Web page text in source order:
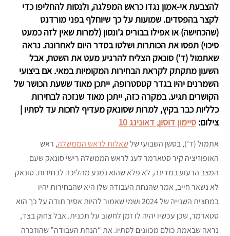
להצבעת אי-אמון נגדו כראש המפלגה, ולנסות להחליפו כדי
לקצר בהפסדים. שמועות על כך שיוחלף בפני מורדנט
(שהכחישה) או אפילו בבוריס ג’ונסון (למרות שאין לזה כמעט
סיכוי) תפסו את הכותרות ושלטו בסדר היום לאחרונה. נראה
שאתמול (ד’) סונאק הצליח להרגיע מעט את השטח, אבל
השעון מתקתק לקראת הבחירות המקומיות במאי. אם ביצועי
השמרנים יהיו בגדר קטסטרופה, ייתכן מאוד ששעת הכושר של
הקושרים תגיע. במקרה כזה, ייתכן מאוד שנזכה לבחירות
כלליות כבר בקיץ, למרות שסונאק מעדיף לחכות עד לסתיו |
צילום:סיימון דוסון, דאונינג 10
אתמול (ד’), בסשן השבועי שלשאלות לראש הממשלה, ראש
האופוזיציה קיר סטארמר לעג לראש הממשלה רישי סונאק שעם
המצב הרעוע במדינה, לא פלא שהוא נמנע מהליכה לבחירות. סונאק
לא נשאר חייב, אמר שהנחת העבודה שלו היא שהבחירות יהיו
במחצית השנייה של 2024 ושמי שאמור להיות אסיר תודה על כך הוא
סטארמר, שכן עכשיו יהיה לו זמן לחשוב על תכנית. אבל צחוק בצד,
נראה שבאמת כולם מכוונים לסתיו. את “הנחת העבודה” שהוזכרה